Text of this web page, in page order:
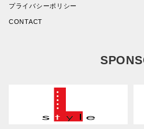
プライバシーポリシー
CONTACT